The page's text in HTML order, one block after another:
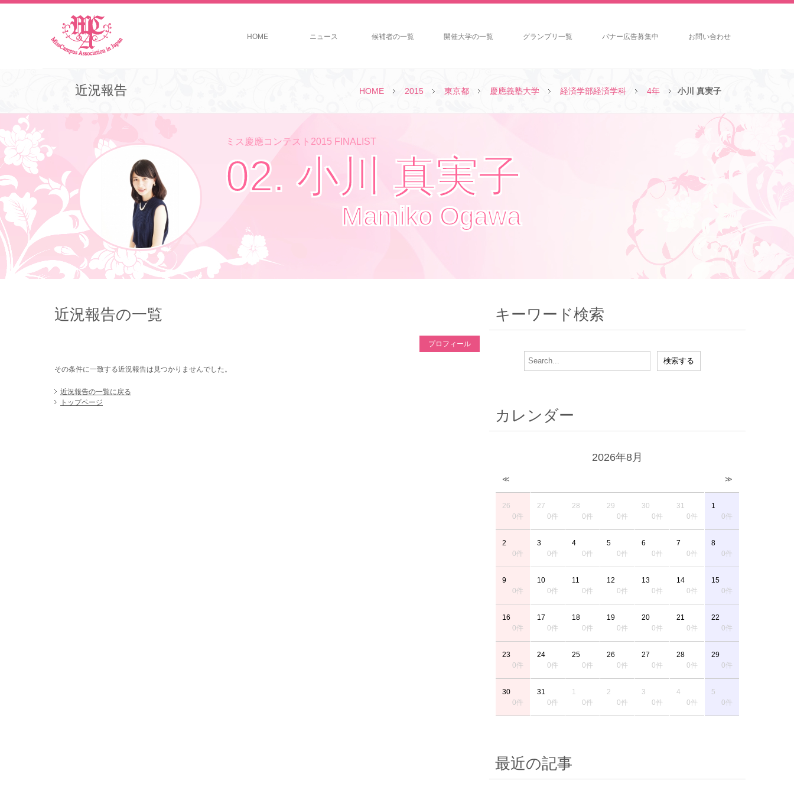
HOME ニュース 候補者の一覧 開催大学の一覧 グランプリ一覧 バナー広告募集中 お問い合わせ
HOME 2015 東京都 慶應義塾大学 経済学部経済学科 4年 小川 真実子
近況報告
ミス慶應コンテスト2015 FINALIST
02. 小川 真実子
Mamiko Ogawa
近況報告の一覧
プロフィール
その条件に一致する近況報告は見つかりませんでした。
近況報告の一覧に戻る
トップページ
キーワード検索
カレンダー
2026年8月
≪ ≫
26
0件
27
0件
28
0件
29
0件
30
0件
31
0件
1
0件
2
0件
3
0件
4
0件
5
0件
6
0件
7
0件
8
0件
9
0件
10
0件
11
0件
12
0件
13
0件
14
0件
15
0件
16
0件
17
0件
18
0件
19
0件
20
0件
21
0件
22
0件
23
0件
24
0件
25
0件
26
0件
27
0件
28
0件
29
0件
30
0件
31
0件
1
0件
2
0件
3
0件
4
0件
5
0件
最近の記事